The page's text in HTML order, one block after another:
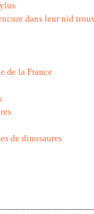
dans leur nid
de la France
de dinosaures